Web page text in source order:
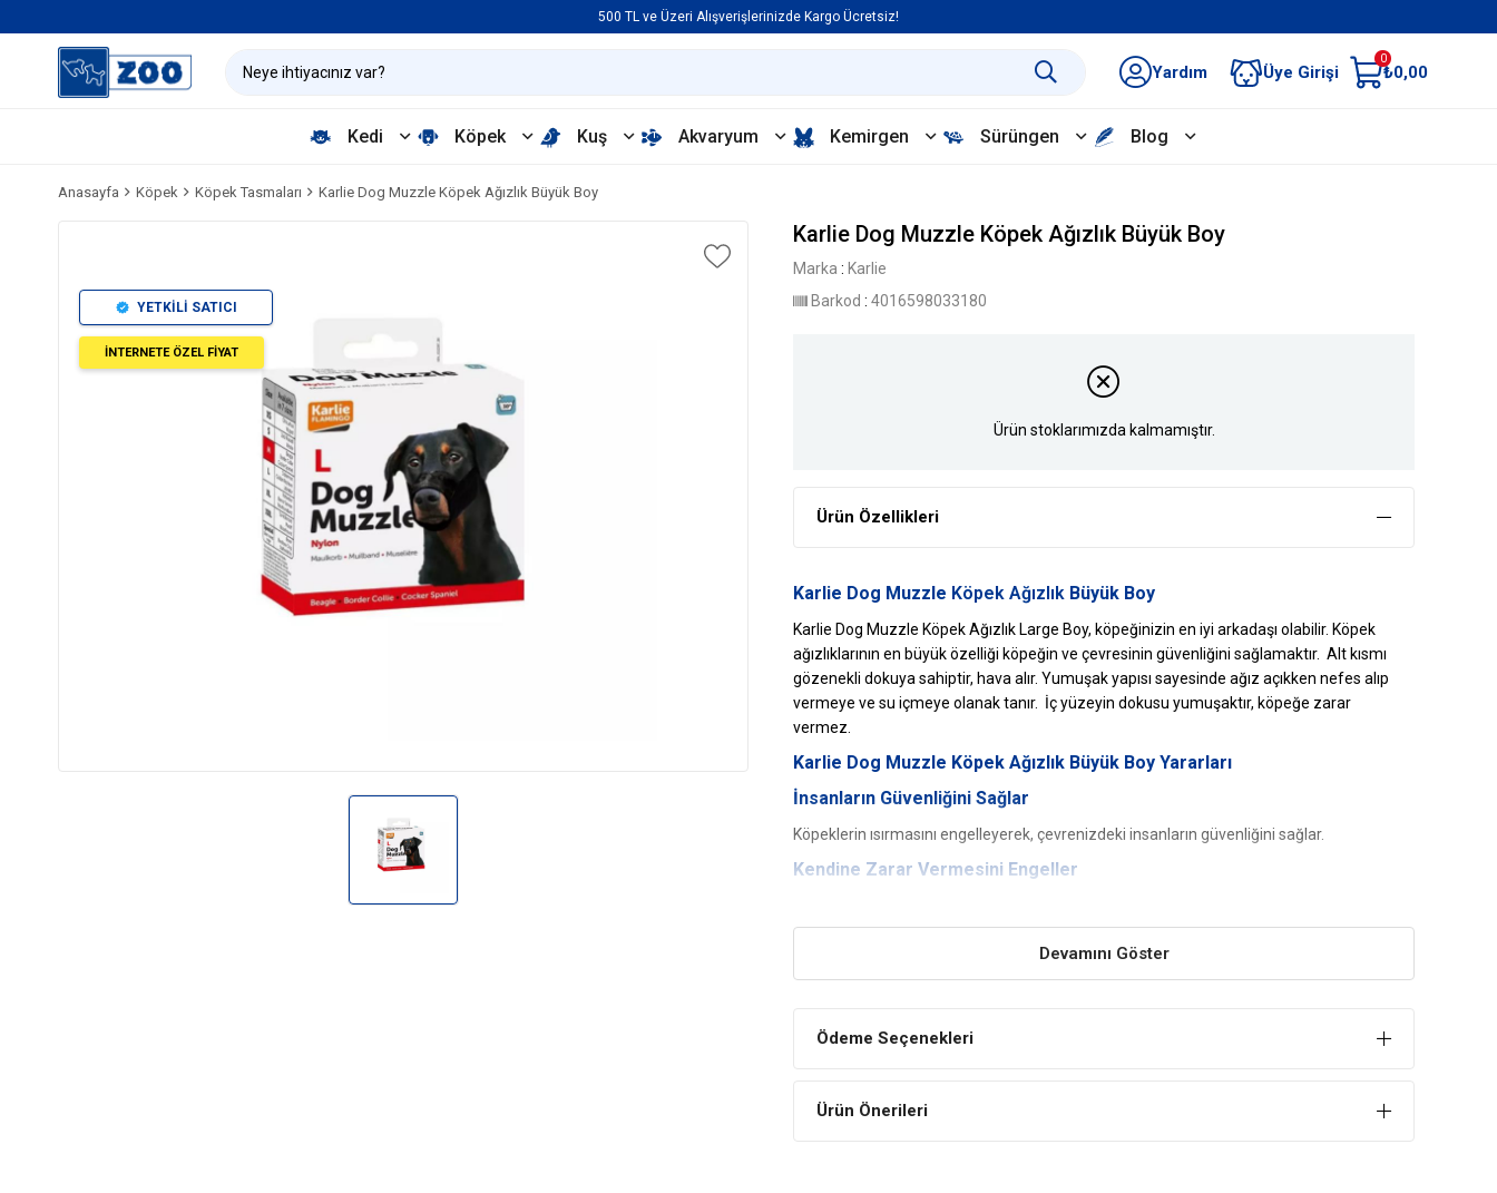
500 TL ve Üzeri Alışverişlerinizde Kargo Ücretsiz!
Yardım Üye Girişi
0
₺0,00
Kedi Köpek Kuş Akvaryum Kemirgen Sürüngen Blog
Anasayfa Köpek Köpek Tasmaları Karlie Dog Muzzle Köpek Ağızlık Büyük Boy
YETKİLİ SATICI
İNTERNETE ÖZEL FİYAT
Karlie Dog Muzzle Köpek Ağızlık Büyük Boy
Marka : Karlie
Barkod : 4016598033180
Ürün stoklarımızda kalmamıştır.
Ürün Özellikleri
Karlie Dog Muzzle Köpek Ağızlık Büyük Boy
Karlie Dog Muzzle Köpek Ağızlık Large Boy, köpeğinizin en iyi arkadaşı olabilir. Köpek
ağızlıklarının en büyük özelliği köpeğin ve çevresinin güvenliğini sağlamaktır. Alt kısmı
gözenekli dokuya sahiptir, hava alır. Yumuşak yapısı sayesinde ağız açıkken nefes alıp
vermeye ve su içmeye olanak tanır. İç yüzeyin dokusu yumuşaktır, köpeğe zarar
vermez.
Karlie Dog Muzzle Köpek Ağızlık Büyük Boy Yararları
İnsanların Güvenliğini Sağlar
Köpeklerin ısırmasını engelleyerek, çevrenizdeki insanların güvenliğini sağlar.
Kendine Zarar Vermesini Engeller
engeller. Köpeklerin vücudundaki yaraları yalamasını ve ısırmasını engellemek için
yakalıklar da kullanılabilir, ancak yakalıklarla uyumak oldukça zor olacaktır. Köpek
ağızlıkları daha konforlu bir seçenektir.
Eve yeni bir köpek getirdiğiniz zaman birbirlerine alışmalarını sağlamak için kullanılabilir.
Devamını Göster
Ödeme Seçenekleri
Ürün Önerileri